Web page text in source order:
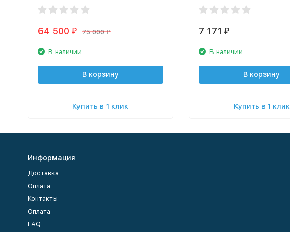
64 500 ₽ 75 000 ₽
В наличии
В корзину
Купить в 1 клик
7 171 ₽
В наличии
В корзину
Купить в 1 клик
Информация
Доставка
Оплата
Контакты
Оплата
FAQ